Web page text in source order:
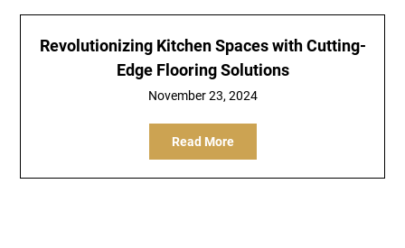
Revolutionizing Kitchen Spaces with Cutting-
Edge Flooring Solutions
November 23, 2024
Read More